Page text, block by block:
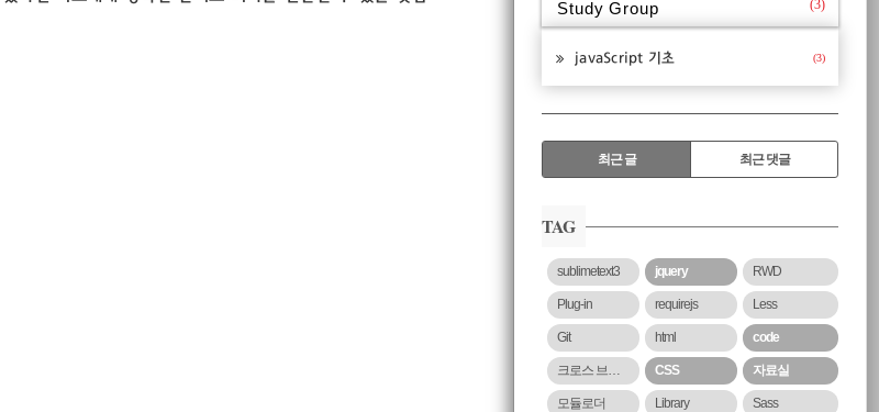
Study Group (3)
javaScript 기초 (3)
RECENTLY
최근 글 최근 댓글
근
글
TAG
sublimetext3 jquery RWD
Plug-in requirejs Less
Git html code
크로스 브라우징 CSS 자료실
모듈로더 Library Sass